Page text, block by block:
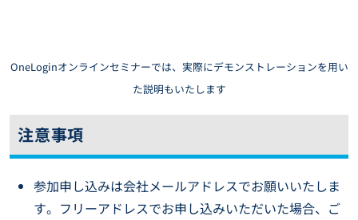
OneLoginオンラインセミナーでは、実際にデモンストレーションを用い
た説明もいたします
注意事項
参加申し込みは会社メールアドレスでお願いいたしま
す。フリーアドレスでお申し込みいただいた場合、ご